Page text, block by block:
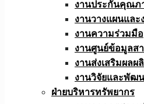
งานประกันคุณภ
งานวางแผนแล
งานความร่วมมือ
งานศูนย์ข้อมูลส
งานส่งเสริมผลผ
งานวิจัยและพัฒ
ฝ่ายบริหารทรัพยากร